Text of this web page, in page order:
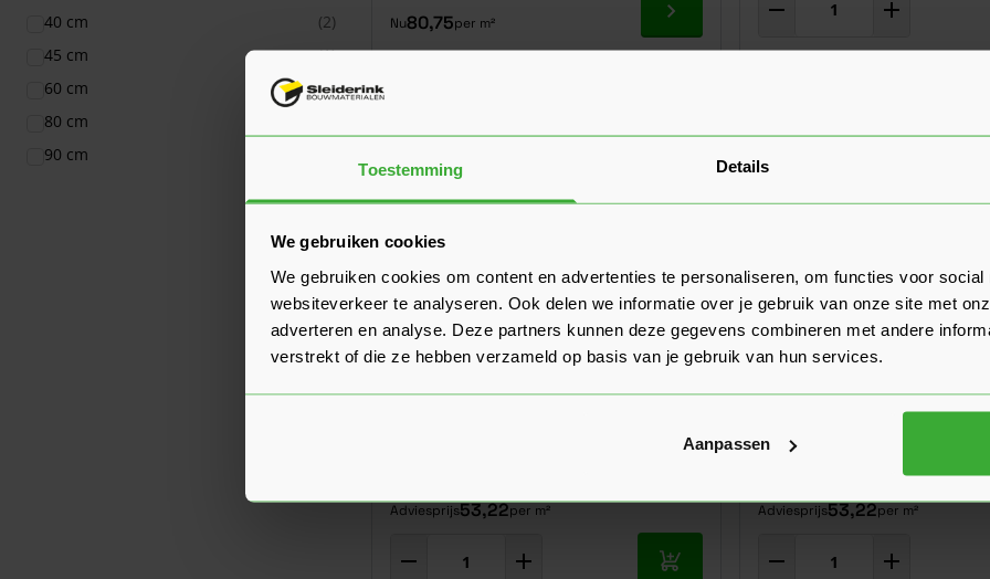
Toestemming Details
We gebruiken cookies
We gebruiken cookies om content en advertenties te personaliseren, om functies voor social
websiteverkeer te analyseren. Ook delen we informatie over je gebruik van onze site met
adverteren en analyse. Deze partners kunnen deze gegevens combineren met andere
verstrekt of die ze hebben verzameld op basis van je gebruik van hun services.
Aanpassen
40 cm
(2)
45 cm
(1)
60 cm
(27)
80 cm
90 cm
Nu80,75per m² Ga naar product
Adviesprijs53,22per m²
In mijn winkelwagen
Robusto Ceramica 3.0
Ultra Contemporary Light
Adviesprijs53,22per m²